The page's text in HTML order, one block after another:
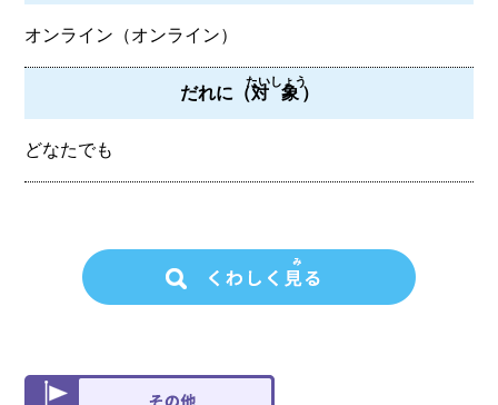
オンライン（オンライン）
だれに（対象
たいしょう
）
どなたでも